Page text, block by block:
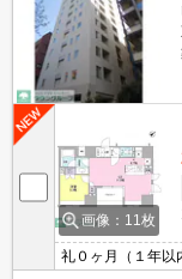
画像：11枚
礼０ヶ月（１年以